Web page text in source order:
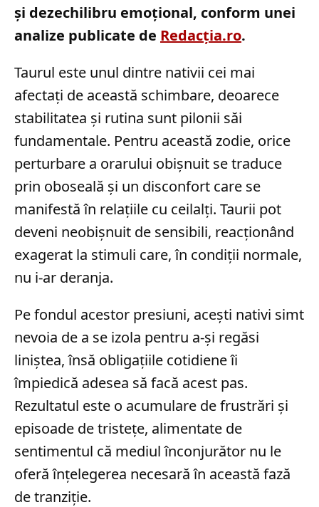
și dezechilibru emoțional, conform unei
analize publicate de Redacția.ro.
Taurul este unul dintre nativii cei mai
afectați de această schimbare, deoarece
stabilitatea și rutina sunt pilonii săi
fundamentale. Pentru această zodie, orice
perturbare a orarului obișnuit se traduce
prin oboseală și un disconfort care se
manifestă în relațiile cu ceilalți. Taurii pot
deveni neobișnuit de sensibili, reacționând
exagerat la stimuli care, în condiții normale,
nu i-ar deranja.
Pe fondul acestor presiuni, acești nativi simt
nevoia de a se izola pentru a-și regăsi
liniștea, însă obligațiile cotidiene îi
împiedică adesea să facă acest pas.
Rezultatul este o acumulare de frustrări și
episoade de tristețe, alimentate de
sentimentul că mediul înconjurător nu le
oferă înțelegerea necesară în această fază
de tranziție.